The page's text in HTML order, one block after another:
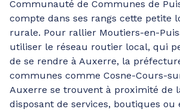
Communauté de Communes de
compte dans ses rangs cette petite
rurale. Pour rallier Moutiers-en-
utiliser le réseau routier local, qui
de se rendre à Auxerre, la
communes comme Cosne-Cours-
Auxerre se trouvent à proximité de
disposant de services, boutiques ou